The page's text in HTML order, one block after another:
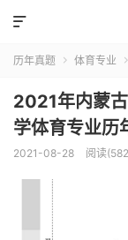

历年真题  体育专业 
2021年内蒙
学体育专业历
2021-08-28 阅读